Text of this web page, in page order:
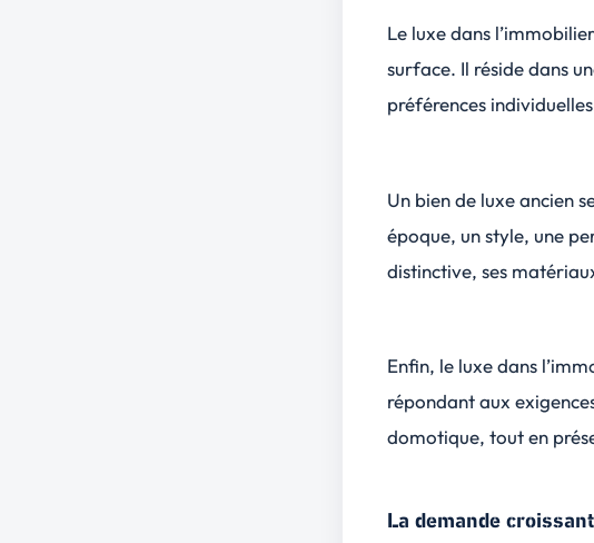
Le luxe dans
surface. Il réside dans
préférences
Un bien de luxe ancien
époque, un style, une
distinctive, ses
Enfin, le luxe dans
répondant aux
domotique, tout en
La demande